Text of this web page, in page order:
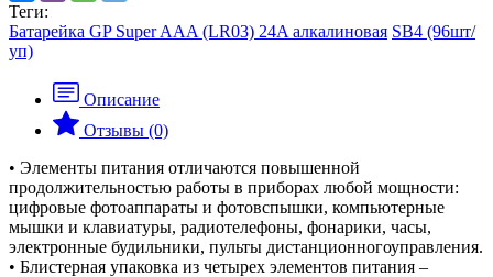
Теги:
Батарейка GP Super AAA (LR03) 24A алкалиновая SB4 (96шт/
уп)
Описание
Отзывы (0)
• Элементы питания отличаются повышенной
продолжительностью работы в приборах любой мощности:
цифровые фотоаппараты и фотовспышки, компьютерные
мышки и клавиатуры, радиотелефоны, фонарики, часы,
электронные будильники, пульты дистанционногоуправления.
• Блистерная упаковка из четырех элементов питания –